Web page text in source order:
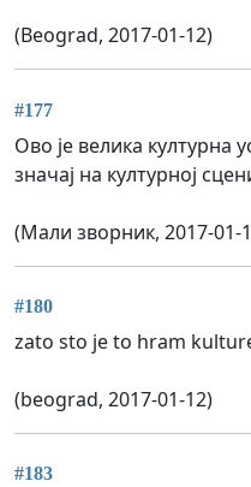
(Beograd, 2017-01-12)
#177
Ово је велика културна
значај на културној
(Мали зворник, 2017-01-
#180
zato sto je to hram
(beograd, 2017-01-12)
#183